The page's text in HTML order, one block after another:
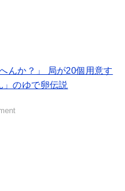
んか？」 局が20個用意す
のゆで卵伝説